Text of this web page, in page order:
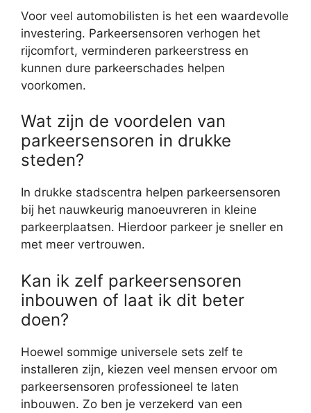
Voor veel automobilisten is het een waardevolle
investering. Parkeersensoren verhogen het
rijcomfort, verminderen parkeerstress en
kunnen dure parkeerschades helpen
voorkomen.
Wat zijn de voordelen van
parkeersensoren in drukke
steden?
In drukke stadscentra helpen parkeersensoren
bij het nauwkeurig manoeuvreren in kleine
parkeerplaatsen. Hierdoor parkeer je sneller en
met meer vertrouwen.
Kan ik zelf parkeersensoren
inbouwen of laat ik dit beter
doen?
Hoewel sommige universele sets zelf te
installeren zijn, kiezen veel mensen ervoor om
parkeersensoren professioneel te laten
inbouwen. Zo ben je verzekerd van een